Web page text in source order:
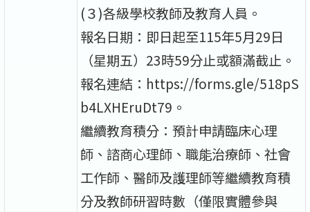
(３)各級學校教師及教育人員。
報名日期：即日起至115年5月29日
（星期五）23時59分止或額滿截止。
報名連結：https://forms.gle/518pS
b4LXHEruDt79。
繼續教育積分：預計申請臨床心理
師、諮商心理師、職能治療師、社會
工作師、醫師及護理師等繼續教育積
分及教師研習時數（僅限實體參與